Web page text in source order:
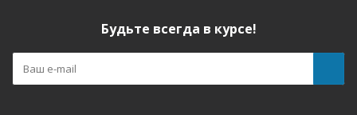
Будьте всегда в курсе!